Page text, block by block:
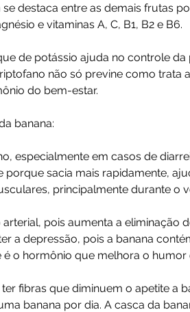
destaca entre as demais frutas
e vitaminas A, C, B1, B2 e B6.
de potássio ajuda no controle
não só previne como trata
do bem-estar.
banana:
especialmente em casos de
porque sacia mais rapidamente,
principalmente durante o
arterial, pois aumenta a eliminação
a depressão, pois a banana
o hormônio que melhora o humor
fibras que diminuem o apetite a
banana por dia. A casca da